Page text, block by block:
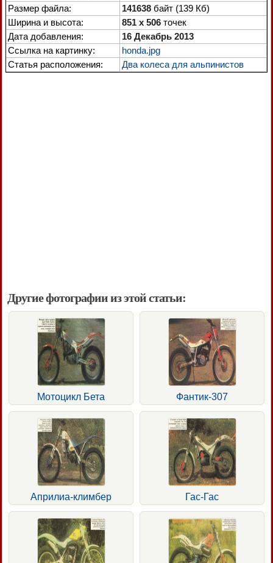
Размер файла:
141638 байт (139 Кб)
Ширина и высота:
851 x 506 точек
Дата добавления:
16 Декабрь 2013
Ссылка на картинку:
honda.jpg
Статья расположения:
Два колеса для альпинистов
Другие фотографии из этой статьи:
Мотоцикл Бета Фантик-307
Априлиа-климбер Гас-Гас